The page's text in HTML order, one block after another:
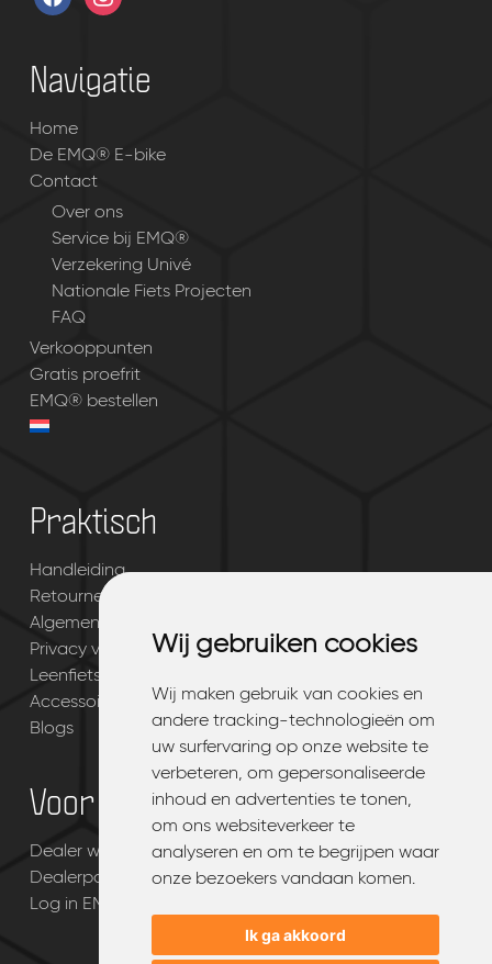
Wij gebruiken cookies
Wij maken gebruik van cookies en
andere tracking-technologieën om
uw surfervaring op onze website te
verbeteren, om gepersonaliseerde
inhoud en advertenties te tonen,
om ons websiteverkeer te
analyseren en om te begrijpen waar
onze bezoekers vandaan komen.
Ik ga akkoord
Wij gebruiken cookies
Wij maken gebruik van cookies en
andere tracking-technologieën om
uw surfervaring op onze website te
verbeteren, om gepersonaliseerde
inhoud en advertenties te tonen,
om ons websiteverkeer te
analyseren en om te begrijpen waar
onze bezoekers vandaan komen.
Ik ga akkoord
Navigatie
Home
De EMQ® E-bike
Contact
Over ons
Service bij EMQ®
Verzekering Univé
Nationale Fiets Projecten
FAQ
Verkooppunten
Gratis proefrit
EMQ® bestellen
Praktisch
Handleiding
Retourneren & garantie
Algemene voorwaarden
Privacy verklaring
Leenfiets dienst- en productvoorwaarden
Accessoires
Blogs
Voor dealers
Dealer worden van EMQ®
Dealerpagina
Log in EMQ® dealerportal